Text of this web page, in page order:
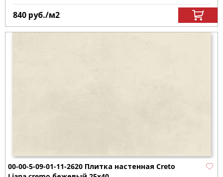
840 руб./м2
00-00-5-09-01-11-2620 Плитка настенная Creto